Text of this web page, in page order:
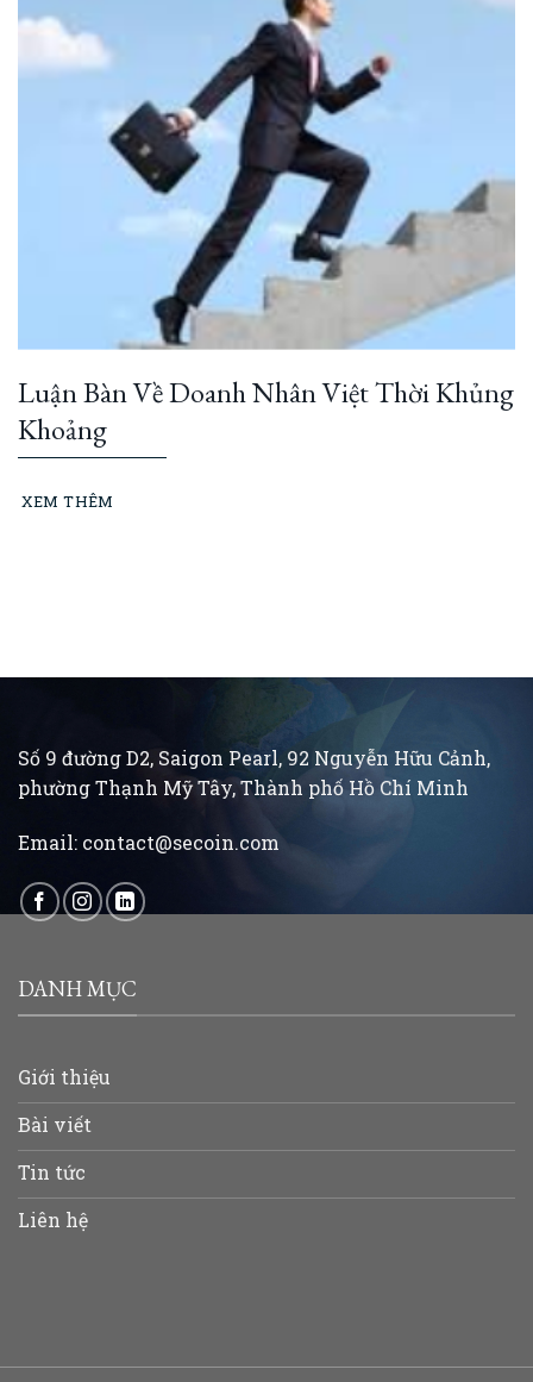
Luận Bàn Về Doanh Nhân Việt Thời Khủng
Khoảng
XEM THÊM
Số 9 đường D2, Saigon Pearl, 92 Nguyễn Hữu Cảnh,
phường Thạnh Mỹ Tây, Thành phố Hồ Chí Minh
Email: contact@secoin.com
DANH MỤC
Giới thiệu
Bài viết
Tin tức
Liên hệ